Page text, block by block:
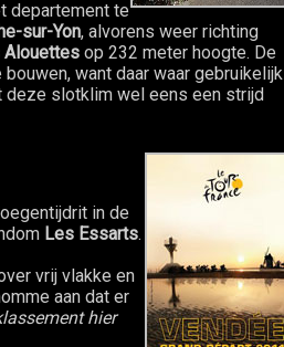
departement te
sur-Yon, alvorens weer richting
Alouettes op 232 meter hoogte. De
want daar waar gebruikelijk
deze slotklim wel eens een strijd
in de
Les Essarts.
vrij vlakke en
aan dat er
hier